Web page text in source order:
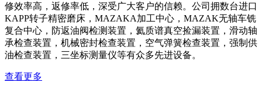
修效率高，返修率低，深受广大客户的信赖。公司拥数台进口
KAPP转子精密磨床，MAZAKA加工中心，MAZAK无轴车铣
复合中心，防返油阀检测装置，氦质谱真空捡漏装置，滑动轴
承检查装置，机械密封检查装置，空气弹簧检查装置，强制供
油检查装置，三坐标测量仪等有众多先进设备。
查看更多